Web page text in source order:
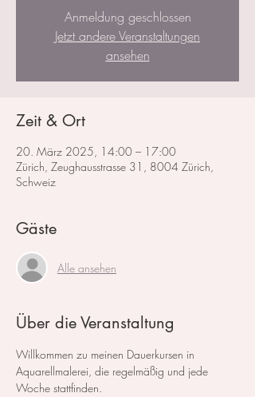
Anmeldung geschlossen
Jetzt andere Veranstaltungen
ansehen
Zeit & Ort
20. März 2025, 14:00 – 17:00
Zürich, Zeughausstrasse 31, 8004 Zürich,
Schweiz
Gäste
Alle ansehen
Über die Veranstaltung
Willkommen zu meinen Dauerkursen in
Aquarellmalerei, die regelmäßig und jede
Woche stattfinden.